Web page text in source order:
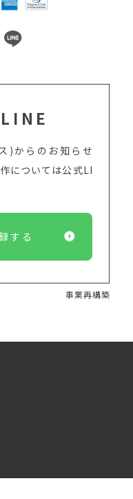
)からのお知らせ
については公式LI
する
事業再構築